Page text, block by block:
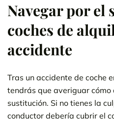
Navegar por el
coches de
accidente
Tras un accidente de coche
tendrás que averiguar cómo
sustitución. Si no tienes la
conductor debería cubrir el